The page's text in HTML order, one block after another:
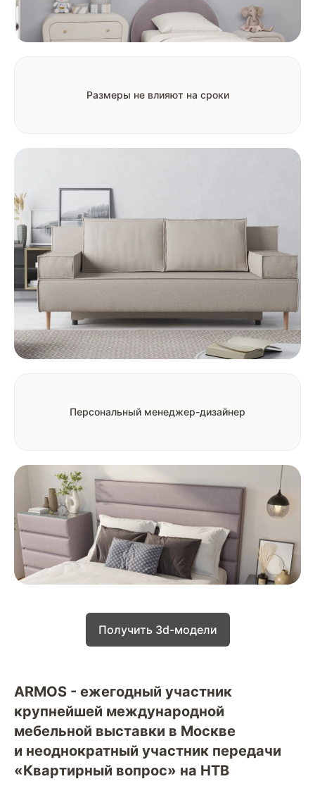
Размеры не влияют на сроки
Персональный менеджер-дизайнер
Получить 3d-модели
ARMOS - ежегодный участник
крупнейшей международной
мебельной выставки в Москве
и неоднократный участник передачи
«Квартирный вопрос» на НТВ